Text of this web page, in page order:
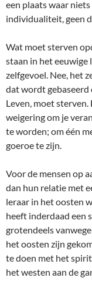
een plaats waar
individualiteit, geen
Wat moet sterven
staan in het
zelfgevoel. Nee, het
dat wordt gebaseerd
Leven, moet
weigering om je
te worden; om één
goeroe te zijn.
Voor de mensen op
dan hun relatie met
leraar in het oosten
heeft inderdaad een
grotendeels
het oosten zijn
te doen met het
het westen aan de